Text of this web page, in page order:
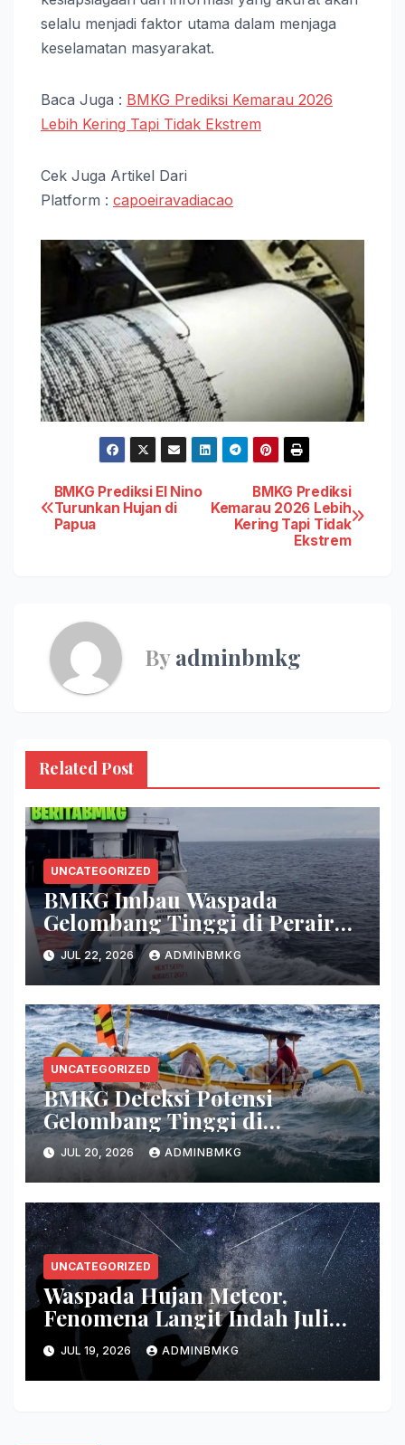
selalu menjadi faktor utama dalam menjaga
keselamatan masyarakat.
Baca Juga : BMKG Prediksi Kemarau 2026
Lebih Kering Tapi Tidak Ekstrem
Cek Juga Artikel Dari
Platform : capoeiravadiacao
Post
navigation
BMKG Prediksi
Kemarau 2026 Lebih
Kering Tapi Tidak
Ekstrem
BMKG Prediksi El Nino
Turunkan Hujan di
Papua
Byadminbmkg
Related Post
UNCATEGORIZED
BMKG Imbau Waspada
Gelombang Tinggi di Perairan
Sultra
JUL 22, 2026 ADMINBMKG
UNCATEGORIZED
BMKG Deteksi Potensi
Gelombang Tinggi di
Persenjataan
JUL 20, 2026 ADMINBMKG
UNCATEGORIZED
Waspada Hujan Meteor,
Fenomena Langit Indah Juli
2026
JUL 19, 2026 ADMINBMKG